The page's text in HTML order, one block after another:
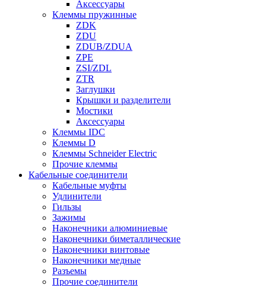
Аксессуары
Клеммы пружинные
ZDK
ZDU
ZDUB/ZDUA
ZPE
ZSI/ZDL
ZTR
Заглушки
Крышки и разделители
Мостики
Аксессуары
Клеммы IDC
Клеммы D
Клеммы Schneider Electric
Прочие клеммы
Кабельные соединители
Кабельные муфты
Удлинители
Гильзы
Зажимы
Наконечники алюминиевые
Наконечники биметаллические
Наконечники винтовые
Наконечники медные
Разъемы
Прочие соединители